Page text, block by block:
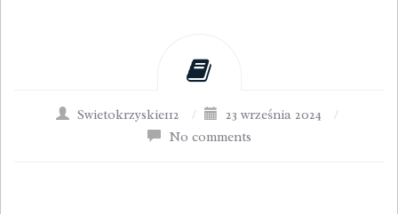
Swietokrzyskie112 / 23 września 2024
/
No comments